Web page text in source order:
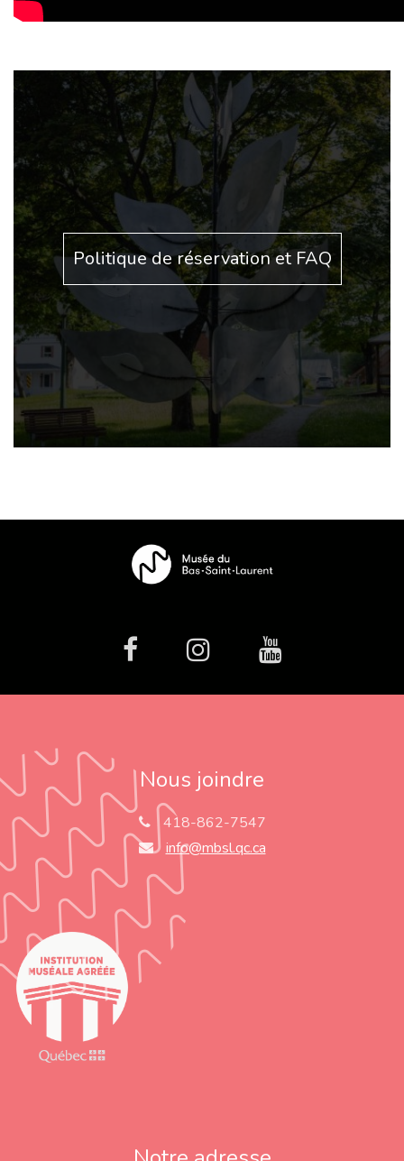
Politique de réservation et FAQ
facebookInstagramYoutube
Nous joindre
418-862-7547
info@mbsl.qc.ca